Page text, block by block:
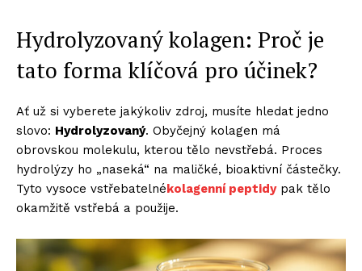
Hydrolyzovaný kolagen: Proč je
tato forma klíčová pro účinek?
Ať už si vyberete jakýkoliv zdroj, musíte hledat jedno
slovo: Hydrolyzovaný. Obyčejný kolagen má
obrovskou molekulu, kterou tělo nevstřebá. Proces
hydrolýzy ho „naseká“ na maličké, bioaktivní částečky.
Tyto vysoce vstřebatelnékolagenní peptidypak tělo
okamžitě vstřebá a použije.